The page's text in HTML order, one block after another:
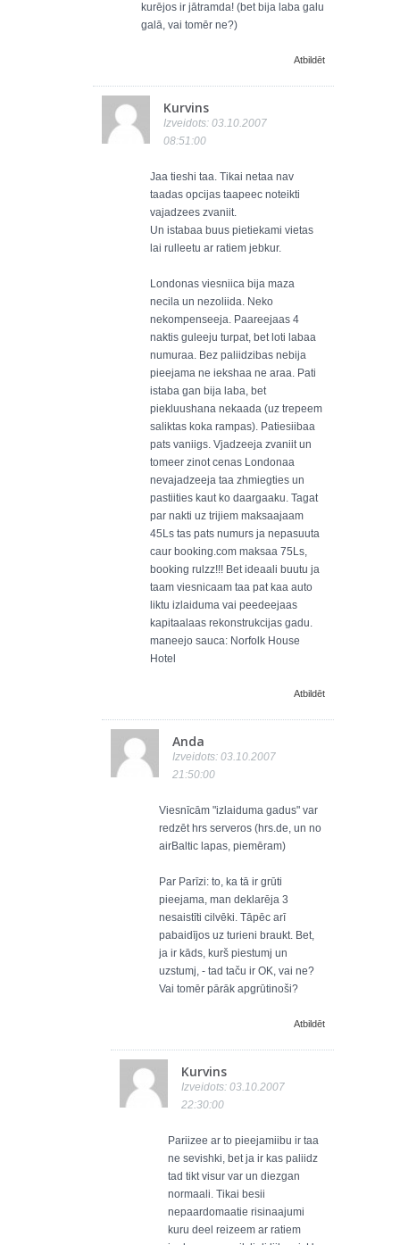
kurējos ir jātramda! (bet bija laba galu
galā, vai tomēr ne?)
Atbildēt
Kurvins
Izveidots: 03.10.2007
08:51:00
Jaa tieshi taa. Tikai netaa nav
taadas opcijas taapeec noteikti
vajadzees zvaniit.
Un istabaa buus pietiekami vietas
lai rulleetu ar ratiem jebkur.
Londonas viesniica bija maza
necila un nezoliida. Neko
nekompenseeja. Paareejaas 4
naktis guleeju turpat, bet loti labaa
numuraa. Bez paliidzibas nebija
pieejama ne iekshaa ne araa. Pati
istaba gan bija laba, bet
piekluushana nekaada (uz trepeem
saliktas koka rampas). Patiesiibaa
pats vaniigs. Vjadzeeja zvaniit un
tomeer zinot cenas Londonaa
nevajadzeeja taa zhmiegties un
pastiities kaut ko daargaaku. Tagat
par nakti uz trijiem maksaajaam
45Ls tas pats numurs ja nepasuuta
caur booking.com maksaa 75Ls,
booking rulzz!!! Bet ideaali buutu ja
taam viesnicaam taa pat kaa auto
liktu izlaiduma vai peedeejaas
kapitaalaas rekonstrukcijas gadu.
maneejo sauca: Norfolk House
Hotel
Atbildēt
Anda
Izveidots: 03.10.2007
21:50:00
Viesnīcām "izlaiduma gadus" var
redzēt hrs serveros (hrs.de, un no
airBaltic lapas, piemēram)
Par Parīzi: to, ka tā ir grūti
pieejama, man deklarēja 3
nesaistīti cilvēki. Tāpēc arī
pabaidījos uz turieni braukt. Bet,
ja ir kāds, kurš piestumj un
uzstumj, - tad taču ir OK, vai ne?
Vai tomēr pārāk apgrūtinoši?
Atbildēt
Kurvins
Izveidots: 03.10.2007
22:30:00
Pariizee ar to pieejamiibu ir taa
ne sevishki, bet ja ir kas paliidz
tad tikt visur var un diezgan
normaali. Tikai besii
nepaardomaatie risinaajumi
kuru deel reizeem ar ratiem